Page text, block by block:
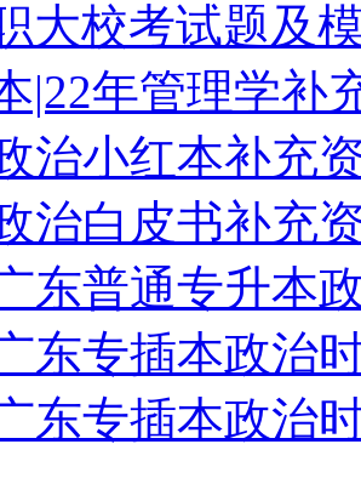
大校考试题及
|22年管理学补
治小红本补充
治白皮书补充
东普通专升本
东专插本政治
东专插本政治